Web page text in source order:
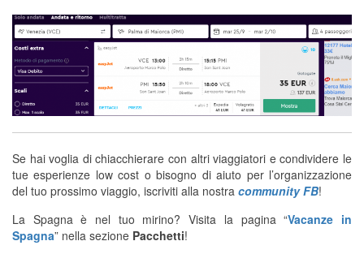
Se hai voglia di chiacchierare con altri viaggiatori e condividere le
tue esperienze low cost o bisogno di aiuto per l’organizzazione
del tuo prossimo viaggio, iscriviti alla nostra community FB!
La Spagna è nel tuo mirino? Visita la pagina “Vacanze in
Spagna” nella sezione Pacchetti!